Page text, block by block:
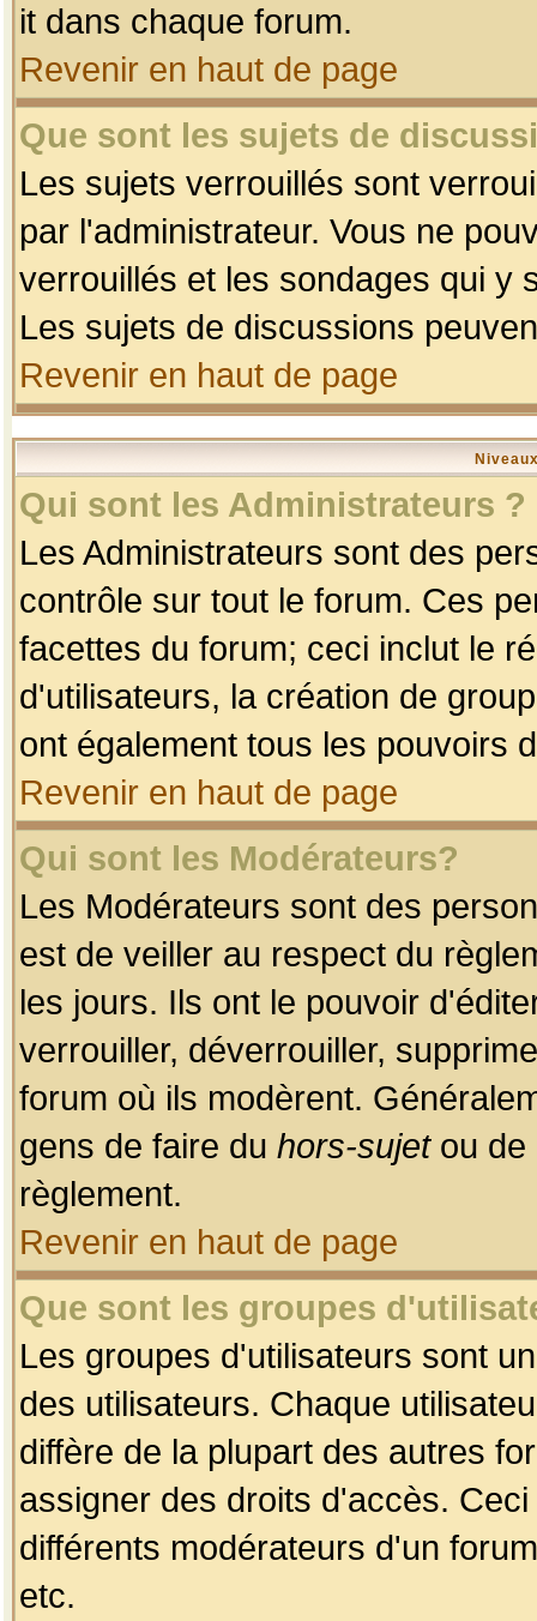
it dans chaque forum.
Revenir en haut de page
Que sont les sujets de
Les sujets verrouillés sont
par l'administrateur. Vous ne
verrouillés et les sondages qui y
Les sujets de discussions
Revenir en haut de page
Qui sont les Administrateurs ?
Les Administrateurs sont des
contrôle sur tout le forum. Ces
facettes du forum; ceci inclut le
d'utilisateurs, la création de
ont également tous les pouvoirs
Revenir en haut de page
Qui sont les Modérateurs?
Les Modérateurs sont des
est de veiller au respect du
les jours. Ils ont le pouvoir
verrouiller, déverrouiller,
forum où ils modèrent.
gens de faire du hors-sujetou de
règlement.
Revenir en haut de page
Que sont les groupes
Les groupes d'utilisateurs sont
des utilisateurs. Chaque
diffère de la plupart des autres
assigner des droits d'accès.
différents modérateurs d'un
etc.